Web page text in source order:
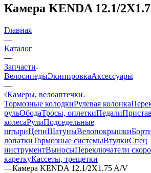
Камера KENDA 12.1/
Главная
—
Каталог
—
Запчасти
ВелосипедыЭкипировкаАксессуары
—
Камеры, велоаптечки
Тормозные колодкиРулевая колонка
рульОбодаТросы, оплеткиПедали
колесаРулиПодседельные
штыриЦепиШатуныВелопокрышки
лопаткиТормозные системыВтулкиСпец
инструментВыносыПереключатели
кареткуКассеты, трещетки
—Камера KENDA 12.1/2X1.75 A/V